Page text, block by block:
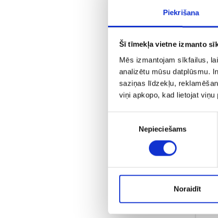
Piekrišana
Šī tīmekļa vietne izmanto
Mēs izmantojam sīkfailus,
analizētu mūsu datplūsmu.
saziņas līdzekļu,
viņi apkopo, kad lietojat viņu
Nepieciešams
Noraidīt